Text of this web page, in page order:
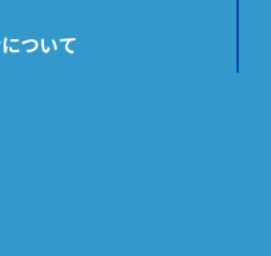
ついて